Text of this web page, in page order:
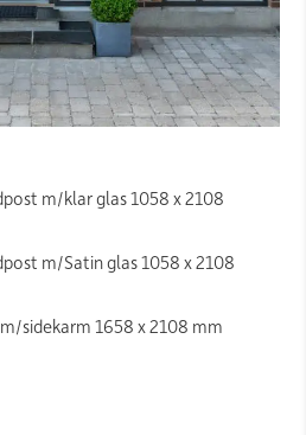
m/klar glas 1058 x 2108
m/Satin glas 1058 x 2108
sidekarm 1658 x 2108 mm